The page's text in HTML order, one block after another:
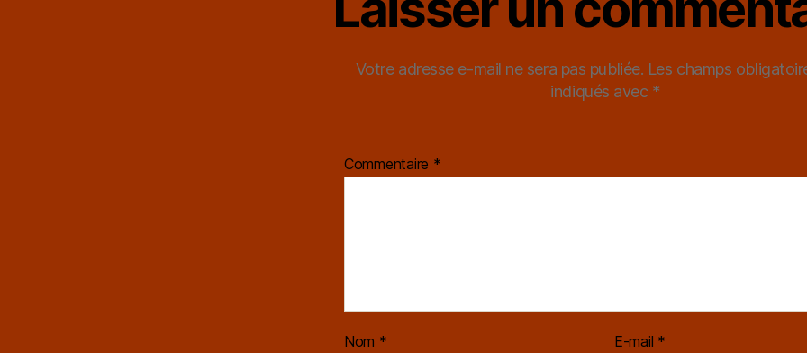
Votre adresse e-mail ne sera pas publiée. Les champs
indiqués avec *
Commentaire *
Nom * E-mail *